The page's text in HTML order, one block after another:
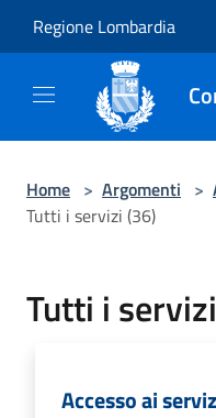
Regione Lombardia
Home > Argomenti >
Tutti i servizi (36)
Tutti i
Accesso ai